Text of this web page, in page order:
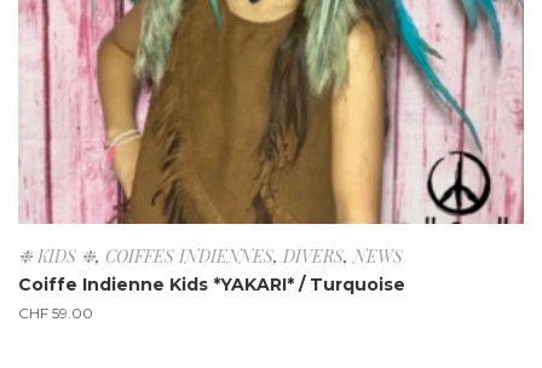
❉ KIDS ❉, COIFFES INDIENNES, DIVERS,NEWS
Coiffe Indienne Kids *YAKARI* / Turquoise
CHF 59.00